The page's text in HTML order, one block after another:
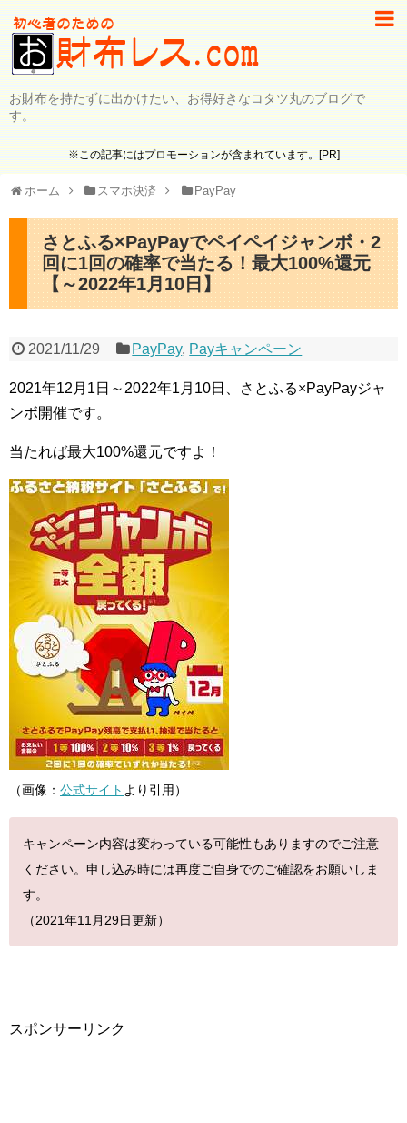
お財布を持たずに出かけたい、お得好きなコタツ丸のブログで
す。
※この記事にはプロモーションが含まれています。[PR]
ホーム スマホ決済 PayPay
さとふる×PayPayでペイペイジャンボ・2
回に1回の確率で当たる！最大100%還元
【～2022年1月10日】
2021/11/29 PayPay, Payキャンペーン
2021年12月1日～2022年1月10日、さとふる×PayPayジャ
ンボ開催です。
当たれば最大100%還元ですよ！
（画像： 公式サイト より引用）
キャンペーン内容は変わっている可能性もありますのでご注意
ください。申し込み時には再度ご自身でのご確認をお願いしま
す。
（2021年11月29日更新）
スポンサーリンク